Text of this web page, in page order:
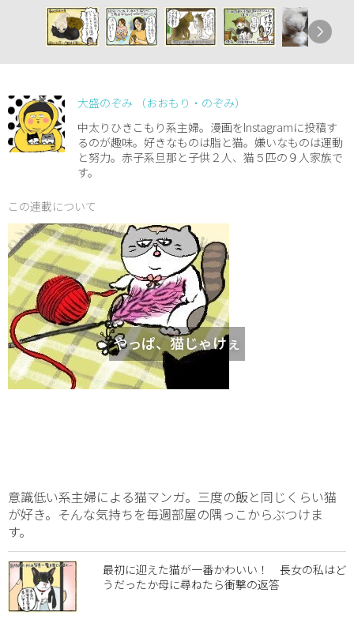
大盛のぞみ （おおもり・のぞみ）
中太りひきこもり系主婦。漫画をInstagramに投稿す
るのが趣味。好きなものは脂と猫。嫌いなものは運動
と努力。赤子系旦那と子供２人、猫５匹の９人家族で
す。
この連載について
やっぱ、猫じゃけぇ
意識低い系主婦による猫マンガ。三度の飯と同じくらい猫
が好き。そんな気持ちを毎週部屋の隅っこからぶつけま
す。
最初に迎えた猫が一番かわいい！ 長女の私はど
うだったか母に尋ねたら衝撃の返答